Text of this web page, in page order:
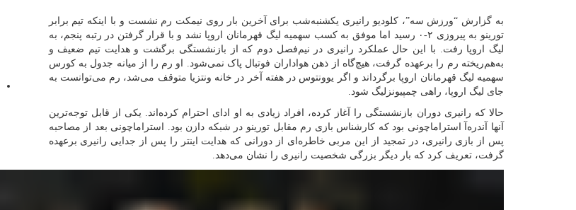
به گزارش “ورزش سه”، کلودیو رانیری یکشنبه‌شب برای آخرین بار روی نیمکت رم نشست و با اینکه تیم برابر
تورینو به پیروزی ۲-۰ رسید اما موفق به کسب سهمیه لیگ قهرمانان اروپا نشد و با قرار گرفتن در رتبه پنجم، به
لیگ اروپا رفت. با این حال عملکرد رانیری در نیم‌فصل دوم که از بازنشستگی برگشت و هدایت تیم ضعیف و
به‌هم‌ریخته رم را برعهده گرفت، هیچ‌گاه از ذهن هواداران فوتبال پاک نمی‌شود. او رم را از میانه جدول به کورس
سهمیه لیگ قهرمانان اروپا برگرداند و اگر یوونتوس در هفته آخر در خانه ونتزیا متوقف می‌شد، رم می‌توانست به
جای لیگ اروپا، راهی چمپیونزلیگ شود.
حالا که رانیری دوران بازنشستگی را آغاز کرده، افراد زیادی به او ادای احترام کرده‌اند. یکی از قابل توجه‌ترین
آنها آندره‌آ استراماچونی بود که کارشناس بازی رم مقابل تورینو در شبکه دازن بود. استراماچونی بعد از مصاحبه
پس از بازی رانیری، در تمجید از این مربی خاطره‌ای از دورانی که هدایت اینتر را ‌پس از جدایی رانیری برعهده
گرفت، تعریف کرد که بار دیگر بزرگی شخصیت رانیری را نشان می‌دهد.